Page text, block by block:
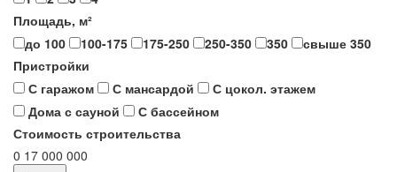
Площадь, м²
до 100
100-175 175-250 250-350 350
свыше 350
Пристройки
С гаражом
С мансардой
С цокол. этажем
Дома с сауной
С бассейном
Стоимость строительства
0 17 000 000